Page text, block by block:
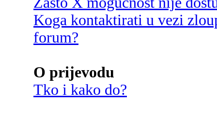
Koga kontaktirati u vezi
forum?
O prijevodu
Tko i kako do?